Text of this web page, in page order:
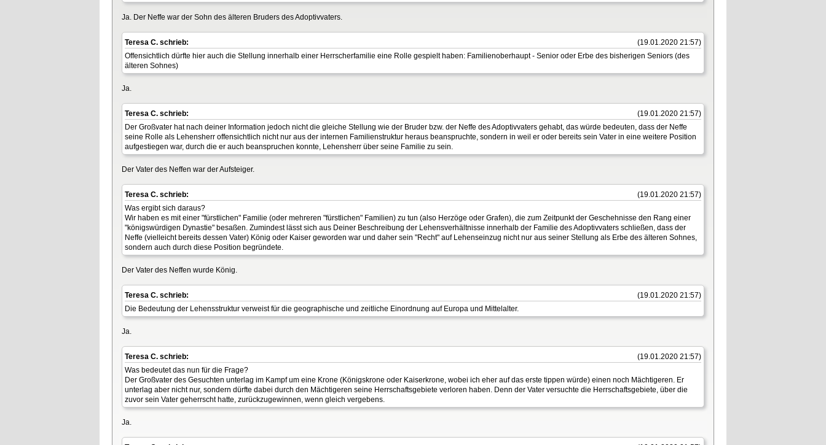
Ja. Der Neffe war der Sohn des älteren Bruders des Adoptivvaters.
(19.01.2020 21:57)
Teresa C. schrieb:
Offensichtlich dürfte hier auch die Stellung innerhalb einer Herrscherfamilie eine Rolle gespielt haben: Familienoberhaupt - Senior oder Erbe des bisherigen Seniors (des
älteren Sohnes)
Ja.
(19.01.2020 21:57)
Teresa C. schrieb:
Der Großvater hat nach deiner Information jedoch nicht die gleiche Stellung wie der Bruder bzw. der Neffe des Adoptivvaters gehabt, das würde bedeuten, dass der Neffe
seine Rolle als Lehensherr offensichtlich nicht nur aus der internen Familienstruktur heraus beanspruchte, sondern in weil er oder bereits sein Vater in eine weitere Position
aufgestiegen war, durch die er auch beanspruchen konnte, Lehensherr über seine Familie zu sein.
Der Vater des Neffen war der Aufsteiger.
(19.01.2020 21:57)
Teresa C. schrieb:
Was ergibt sich daraus?
Wir haben es mit einer "fürstlichen" Familie (oder mehreren "fürstlichen" Familien) zu tun (also Herzöge oder Grafen), die zum Zeitpunkt der Geschehnisse den Rang einer
"königswürdigen Dynastie" besaßen. Zumindest lässt sich aus Deiner Beschreibung der Lehensverhältnisse innerhalb der Familie des Adoptivvaters schließen, dass der
Neffe (vielleicht bereits dessen Vater) König oder Kaiser geworden war und daher sein "Recht" auf Lehenseinzug nicht nur aus seiner Stellung als Erbe des älteren Sohnes,
sondern auch durch diese Position begründete.
Der Vater des Neffen wurde König.
(19.01.2020 21:57)
Teresa C. schrieb:
Die Bedeutung der Lehensstruktur verweist für die geographische und zeitliche Einordnung auf Europa und Mittelalter.
Ja.
(19.01.2020 21:57)
Teresa C. schrieb:
Was bedeutet das nun für die Frage?
Der Großvater des Gesuchten unterlag im Kampf um eine Krone (Königskrone oder Kaiserkrone, wobei ich eher auf das erste tippen würde) einen noch Mächtigeren. Er
unterlag aber nicht nur, sondern dürfte dabei durch den Mächtigeren seine Herrschaftsgebiete verloren haben. Denn der Vater versuchte die Herrschaftsgebiete, über die
zuvor sein Vater geherrscht hatte, zurückzugewinnen, wenn gleich vergebens.
Ja.